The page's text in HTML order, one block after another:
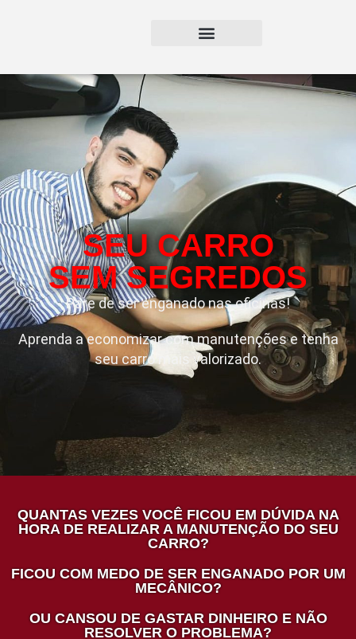
SEU CARRO
SEM SEGREDOS
Pare de ser enganado nas oficinas!
Aprenda a economizar com manutenções e tenha
seu carro mais valorizado.
QUANTAS VEZES VOCÊ FICOU EM DÚVIDA NA
HORA DE REALIZAR A MANUTENÇÃO DO SEU
CARRO?
FICOU COM MEDO DE SER ENGANADO POR UM
MECÂNICO?
OU CANSOU DE GASTAR DINHEIRO E NÃO
RESOLVER O PROBLEMA?